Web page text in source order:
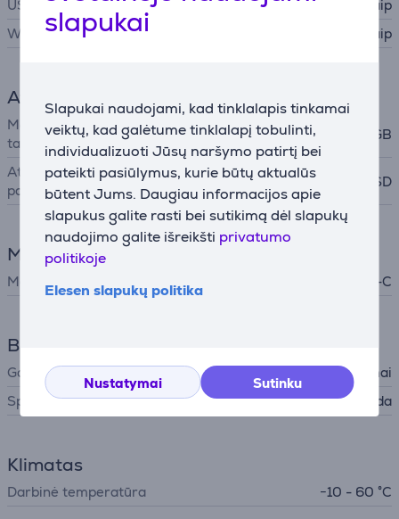
slapukai
Slapukai naudojami, kad tinklalapis tinkamai
veiktų, kad galėtume tinklalapį tobulinti,
individualizuoti Jūsų naršymo patirtį bei
pateikti pasiūlymus, kurie būtų aktualūs
būtent Jums. Daugiau informacijos apie
slapukus galite rasti bei sutikimą dėl slapukų
naudojimo galite išreikšti privatumo
politikoje
Elesen slapukų politika
Nustatymai Sutinku
USB-C
Taip
WiFi
Taip
Atminties kortelių skaitytuvas
Maks. atminties kortelės
talpa
512 GB
Atminties kortelės
palaikymas
micro-SD
Maitinimas
Maitinimo šaltinis Akumuliatorius, USB-C
Bendri parametrai
Gamintojas
70mai
Spalva
Juoda
Klimatas
Darbinė temperatūra −10 - 60 °C